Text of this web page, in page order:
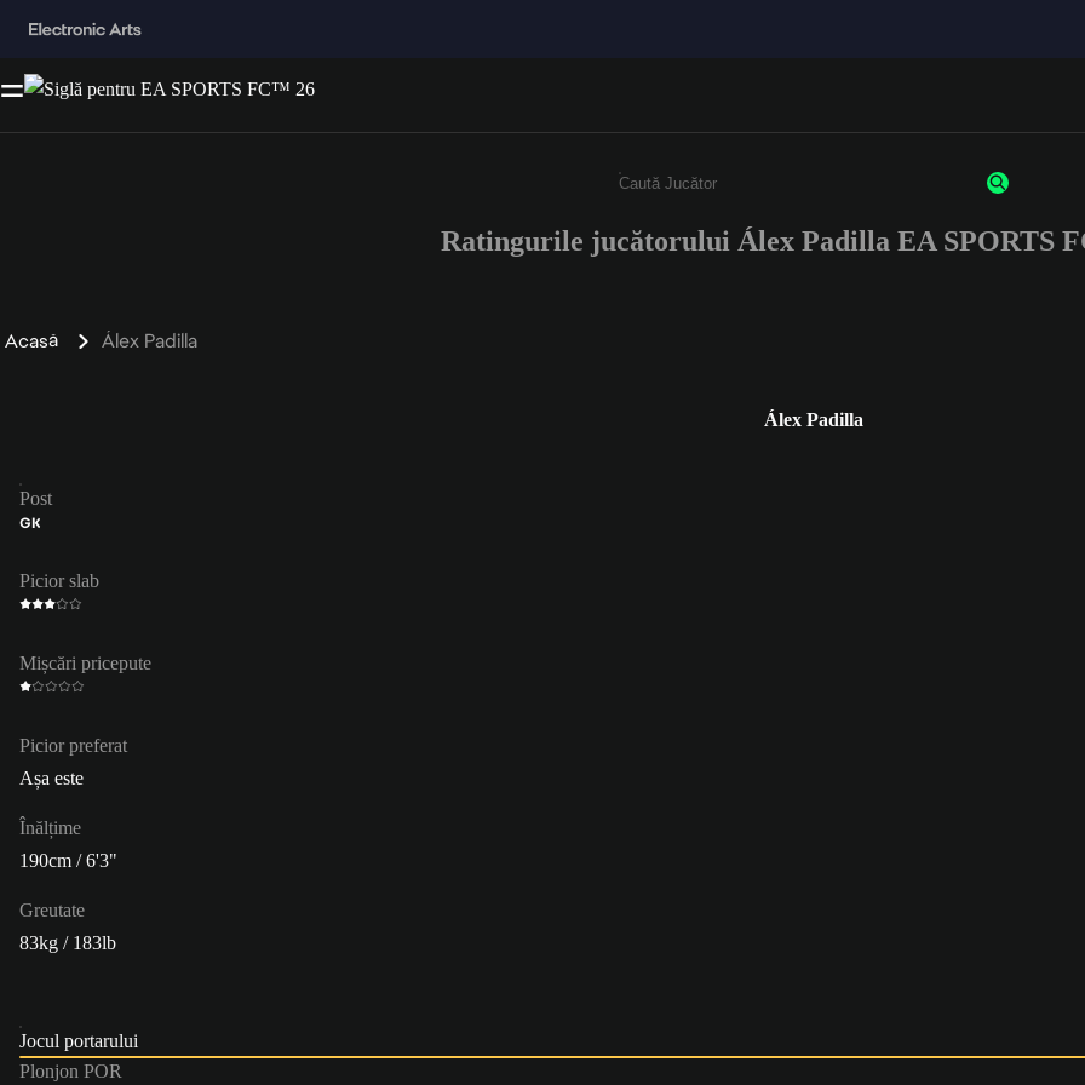
Enter a minimum of 3 characters or numbers
Ratingurile jucătorului Álex Padilla EA SPORTS
Acasă Álex Padilla
Álex Padilla
Post
GK
Picior slab
Mișcări pricepute
Picior preferat
Așa este
Înălțime
190cm / 6'3"
Greutate
83kg / 183lb
Jocul portarului
Plonjon POR